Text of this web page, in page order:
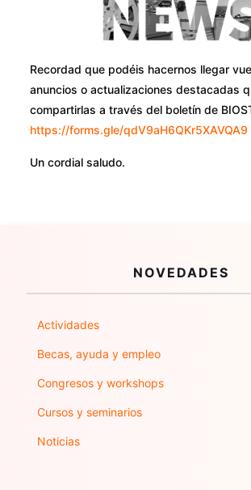
Recordad que podéis hacernos llegar
anuncios o actualizaciones destacadas
compartirlas a través del boletín de
https://forms.gle/qdV9aH6QKr5XAVQA9
Un cordial saludo.
NOVEDADES
Actividades
Becas, ayuda y empleo
Congresos y workshops
Cursos y seminarios
Noticias